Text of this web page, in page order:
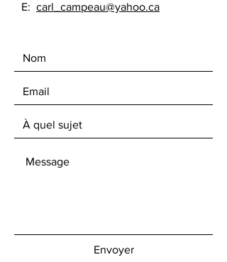
E: carl_campeau@yahoo.ca
Envoyer